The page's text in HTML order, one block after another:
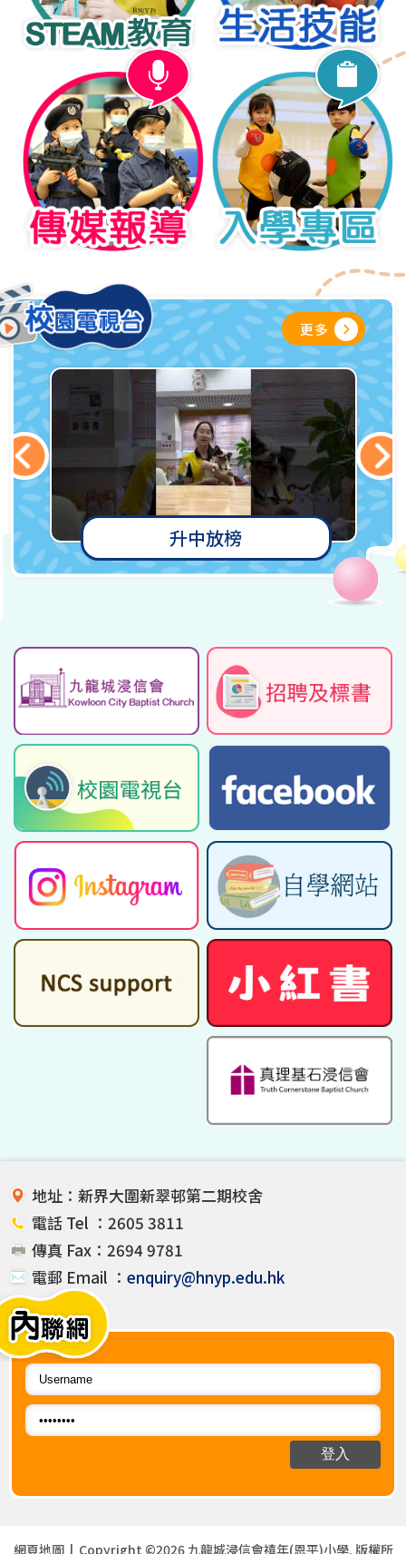
25/06/2026
國教活動：慶祝七一回歸•感
恩國家支援
23/06/2026
校園快閃音樂會
23/06/2026
參觀國家安全展覽廳
20/06/2026
畢業典禮
20/06/2026
貧富宴
15/06/2026
2025-26年度「手牽手．夢想起
飛20載」填色比賽獲獎名單
上海 STEAM 研修班
28/05/2026
音樂科舊曲新詞創作比賽
18/05/2026
屈臣氏集團185周年香港傑出學
生運動員獎
30/04/2026
第五屆沙田區小學生語文「偵
14/04/2026
香港武術錦標賽2026(第一站)
10/02/2026
禧恩圖書館校外比賽
10/02/2026
全港公開武術(競賽及傳統)錦標
賽
香港武術錦標賽2025 (第三站)
10/02/2026
第二屆全港學界武術比賽
香港學校國藝及音樂節 西樂合
奏 (人數八人以上) - 小學組 銀
獎
23/01/2026
AI圖像生成比賽生活
22/01/2026
21/01/2026
更多
升中放榜
地址：新界大圍新翠邨第二期校舍
電話 Tel ：2605 3811
傳真 Fax：2694 9781
電郵 Email ： enquiry@hnyp.edu.hk
網頁地圖| Copyright ©2026 九龍城浸信會禧年(恩平)小學. 版權所